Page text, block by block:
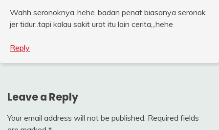
Wahh seronoknya..hehe..badan penat biasanya seronok
jer tidur..tapi kalau sakit urat itu lain cerita,,.hehe
Reply
Leave a Reply
Your email address will not be published. Required fields